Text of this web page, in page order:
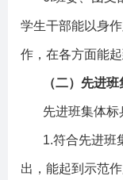
学生干部能以身
作，在各方面能
（二）先进
先进班集体标
1.符合先进班
出，能起到示范